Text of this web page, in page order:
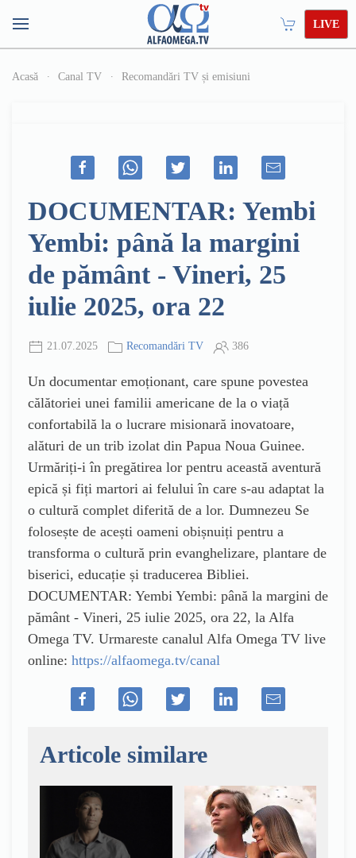
LIVE
Acasă Canal TV Recomandări TV și emisiuni
DOCUMENTAR: Yembi
Yembi: până la margini
de pământ - Vineri, 25
iulie 2025, ora 22
21.07.2025 Recomandări TV 386
Un documentar emoționant, care spune povestea
călătoriei unei familii americane de la o viață
confortabilă la o lucrare misionară inovatoare,
alături de un trib izolat din Papua Noua Guinee.
Urmăriți-i în pregătirea lor pentru această aventură
epică și fiți martori ai felului în care s-au adaptat la
o cultură complet diferită de a lor. Dumnezeu Se
folosește de acești oameni obișnuiți pentru a
transforma o cultură prin evanghelizare, plantare de
biserici, educație și traducerea Bibliei.
DOCUMENTAR: Yembi Yembi: până la margini de
pământ - Vineri, 25 iulie 2025, ora 22, la Alfa
Omega TV. Urmareste canalul Alfa Omega TV live
online: https://alfaomega.tv/canal
Articole similare